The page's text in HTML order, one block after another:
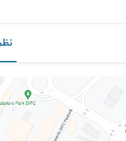
نظرة عامة